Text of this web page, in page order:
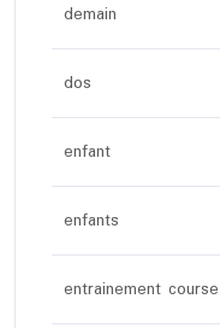
demain
dos
enfant
enfants
entrainement